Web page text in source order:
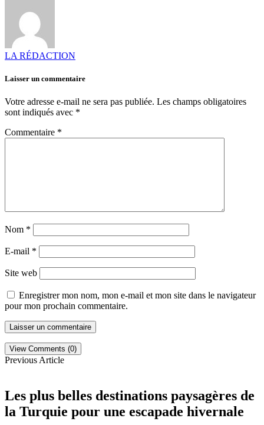
LA RÉDACTION
Laisser un commentaire
Votre adresse e-mail ne sera pas publiée. Les champs obligatoires
sont indiqués avec *
Commentaire *
Nom *
E-mail *
Site web
Enregistrer mon nom, mon e-mail et mon site dans le navigateur
pour mon prochain commentaire.
View Comments (0)
Previous Article
Les plus belles destinations paysagères de
la Turquie pour une escapade hivernale